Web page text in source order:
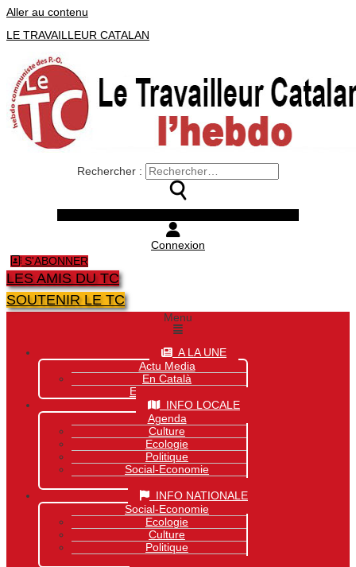
Aller au contenu
LE TRAVAILLEUR CATALAN
Rechercher :
Connexion
S'ABONNER
LES AMIS DU TC
SOUTENIR LE TC
Menu
A LA UNE
Actu Media
En Català
Exclusivité Site
INFO LOCALE
Agenda
Culture
Ecologie
Politique
Social-Economie
INFO NATIONALE
Social-Economie
Ecologie
Culture
Politique